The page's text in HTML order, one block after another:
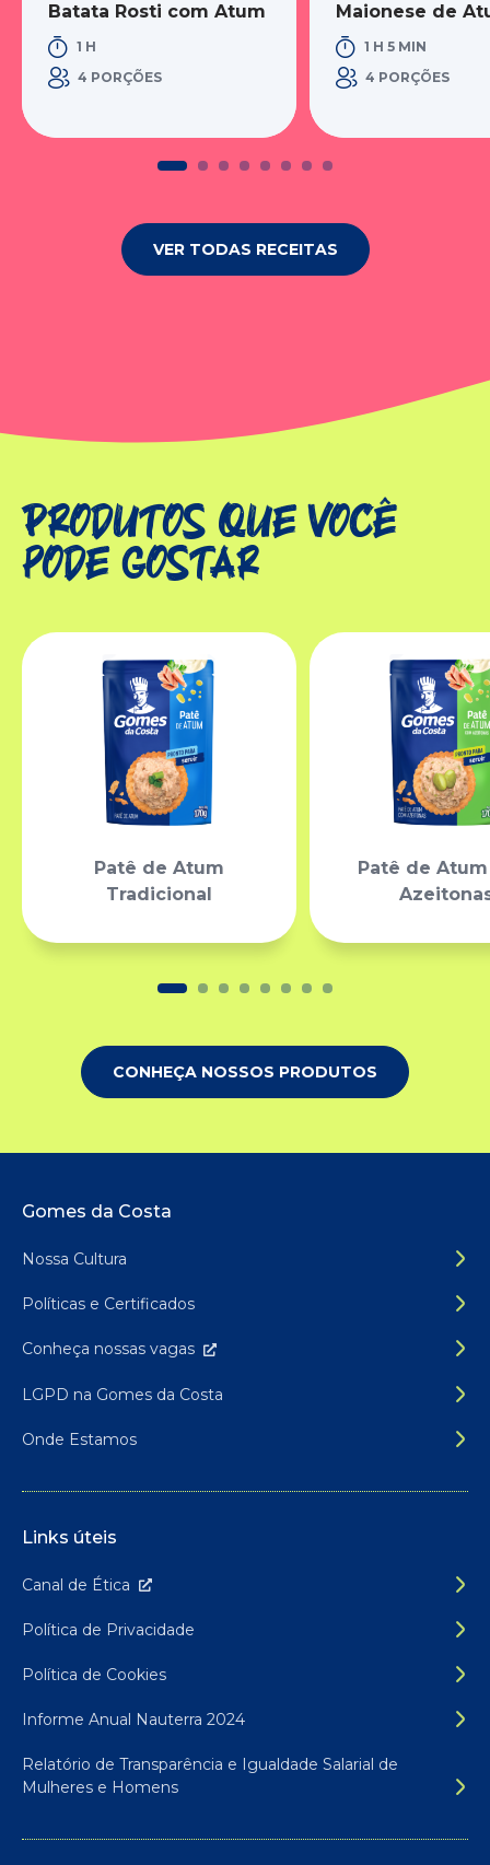
Batata Rosti com Atum
1 H
4 PORÇÕES
Maionese de
1 H 5 MIN
4 PORÇÕES
VER TODAS RECEITAS
Produtos que você
pode gostar
Patê de Atum
Tradicional
Patê de
CONHEÇA NOSSOS PRODUTOS
Rodapé do site
Gomes da Costa
Nossa Cultura
Políticas e Certificados
Conheça nossas vagas
LGPD na Gomes da Costa
Onde Estamos
Links úteis
Canal de Ética
Política de Privacidade
Política de Cookies
Informe Anual Nauterra 2024
Relatório de Transparência e Igualdade Salarial de
Mulheres e Homens